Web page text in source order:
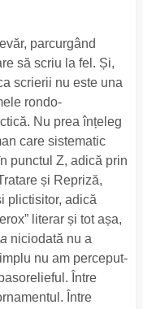
parcurgând
să scriu la fel. Și,
scrierii nu este una
rondo-
Nu prea înțeleg
care sistematic
punctul Z, adică prin
și Repriză,
plictisitor, adică
literar și tot așa,
niciodată nu a
nu am perceput-
Între
Între